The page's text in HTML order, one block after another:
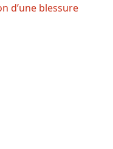
d’une blessure